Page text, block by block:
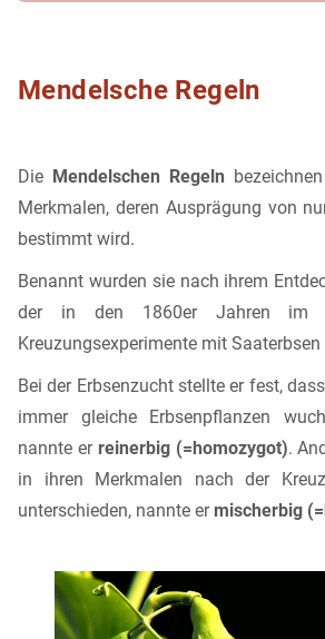
Mendelsche Regeln
Die Mendelschen Regeln
Merkmalen, deren Ausprägung von
bestimmt wird.
Benannt wurden sie nach ihrem
der in den 1860er Jahren im
Kreuzungsexperimente mit
Bei der Erbsenzucht stellte er fest,
immer gleiche Erbsenpflanzen
nannte er reinerbig (=homozygot).
in ihren Merkmalen nach der
unterschieden, nannte er mischerbig